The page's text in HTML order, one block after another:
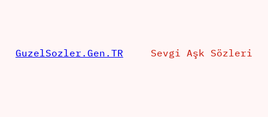
GuzelSozler.Gen.TR Sevgi Aşk Sözleri